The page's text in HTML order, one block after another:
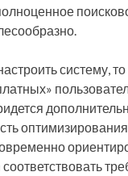
систему, то
оптимизирования
соответствовать